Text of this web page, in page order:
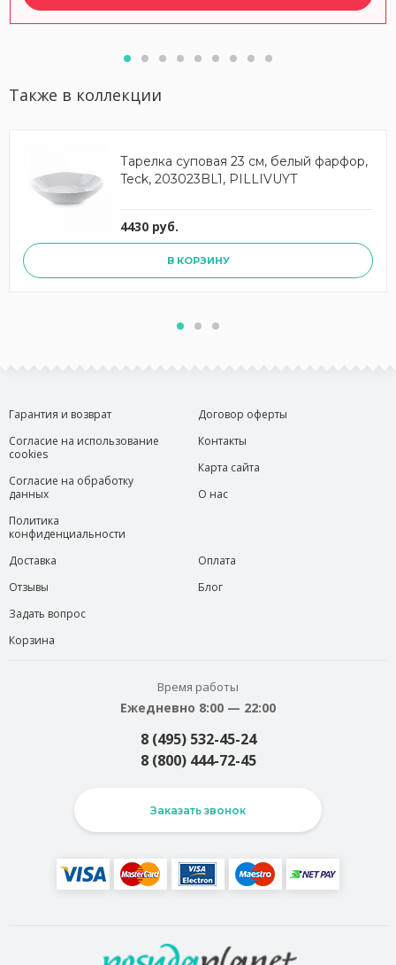
Также в коллекции
Тарелка суповая 23 см, белый фарфор,
Teck, 203023BL1, PILLIVUYT
4430 руб.
В КОРЗИНУ
Гарантия и возврат
Согласие на использование
cookies
Согласие на обработку
данных
Политика
конфиденциальности
Договор оферты
Контакты
Карта сайта
О нас
Доставка
Отзывы
Задать вопрос
Корзина
Оплата
Блог
Время работы
Ежедневно 8:00 — 22:00
8 (495) 532-45-24
8 (800) 444-72-45
Заказать звонок